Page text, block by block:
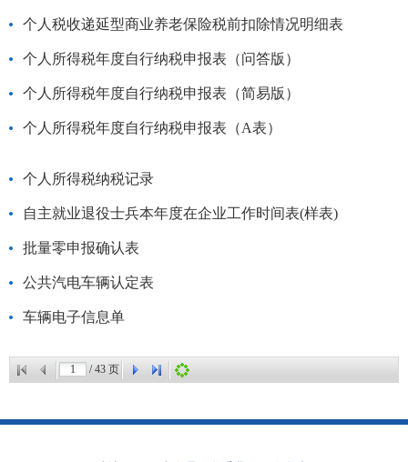
个人税收递延型商业养老保险税前扣除情况明细表
个人所得税年度自行纳税申报表（问答版）
个人所得税年度自行纳税申报表（简易版）
个人所得税年度自行纳税申报表（A表）
个人所得税纳税记录
自主就业退役士兵本年度在企业工作时间表(样表)
批量零申报确认表
公共汽电车辆认定表
车辆电子信息单
/43 页